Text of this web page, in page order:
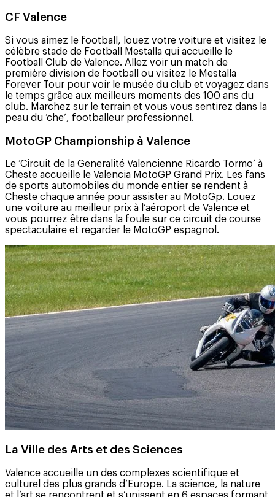
CF Valence
Si vous aimez le football, louez votre voiture et visitez le
célèbre stade de Football Mestalla qui accueille le
Football Club de Valence. Allez voir un match de
première division de football ou visitez le Mestalla
Forever Tour pour voir le musée du club et voyagez dans
le temps grâce aux meilleurs moments des 100 ans du
club. Marchez sur le terrain et vous vous sentirez dans la
peau du ’che’, footballeur professionnel.
MotoGP Championship à Valence
Le ‘Circuit de la Generalité Valencienne Ricardo Tormo’ à
Cheste accueille le Valencia MotoGP Grand Prix. Les fans
de sports automobiles du monde entier se rendent à
Cheste chaque année pour assister au MotoGp. Louez
une voiture au meilleur prix à l’aéroport de Valence et
vous pourrez être dans la foule sur ce circuit de course
spectaculaire et regarder le MotoGP espagnol.
La Ville des Arts et des Sciences
Valence accueille un des complexes scientifique et
culturel des plus grands d’Europe. La science, la nature
et l’art se rencontrent et s’unissent en 6 espaces formant